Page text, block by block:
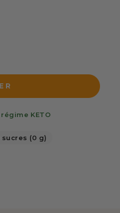
KETO
sucres (0 g)